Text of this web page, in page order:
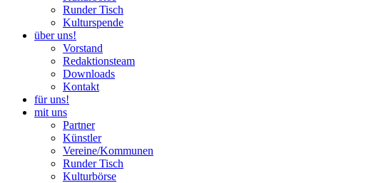
Runder Tisch
Kulturspende
über uns!
Vorstand
Redaktionsteam
Downloads
Kontakt
für uns!
mit uns
Partner
Künstler
Vereine/Kommunen
Runder Tisch
Kulturbörse